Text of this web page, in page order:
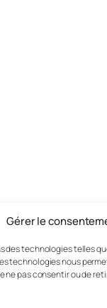
Gérer le
des technologies telles
technologies nous
ne pas consentir ou de